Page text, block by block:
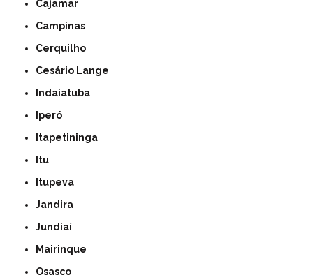
Cajamar
Campinas
Cerquilho
Cesário Lange
Indaiatuba
Iperó
Itapetininga
Itu
Itupeva
Jandira
Jundiaí
Mairinque
Osasco